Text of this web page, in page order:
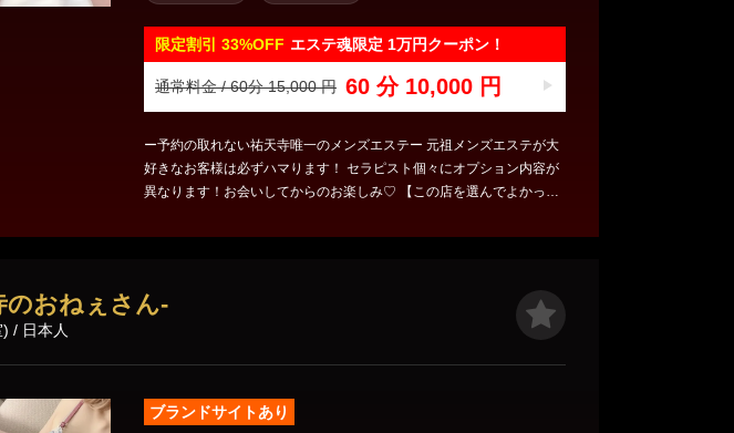
限定割引 33%OFF エステ魂限定 1万円クーポン！
通常料金 / 60分 15,000 円 60 分 10,000 円
ー予約の取れない祐天寺唯一のメンズエステー 元祖メンズエステが大
好きなお客様は必ずハマります！ セラピスト個々にオプション内容が
異なります！お会いしてからのお楽しみ♡ 【この店を選んでよかっ
当のメンズエステはこれだった！と感動を与える究極のセラピストが
採用基準は25%で容姿端麗だけではなく性格・技術重視で入店採用を
決めています。 技術講習は300分以上。 ペタペタマッサージは致しま
が人気ですのでご案内枠がすぐに埋まってしまうお店です。事前のご
予約をお勧め致します。 是非素敵なひと時をご堪能くださいませ。 ◾️
のおねぇさん-
/ 日本人
ブランドサイトあり